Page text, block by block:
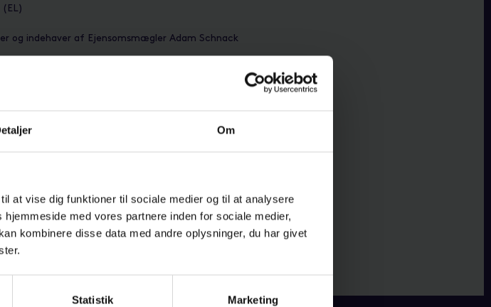
Om
at vise dig funktioner til sociale medier og til at analysere
med vores partnere inden for sociale medier,
kombinere disse data med andre oplysninger, du har givet
Statistik Marketing
(EL)
og indehaver af Ejensomsmægler Adam Schnack
udstillinger inden huset åbner eller besøge DAC
events, som vi udgiver i podcasten Byen forfra
til podcast, eller find podcasten
MERE